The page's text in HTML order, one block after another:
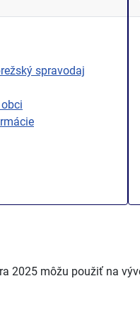
spravodaj
2025 môžu použiť na